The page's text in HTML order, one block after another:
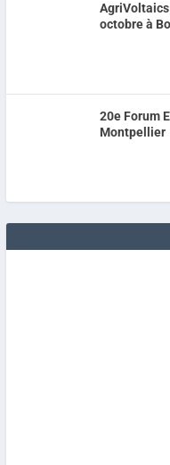
AgriVoltaics
octobre à
20e Forum
Montpellier